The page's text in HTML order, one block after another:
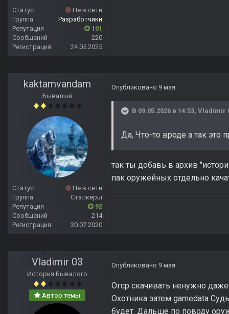
Статус
Не в сети
Группа
Разработчики
Репутация
101
Сообщений
220
Регистрация
24.05.2025
kaktamvandam
Бывалый
Статус
Не в сети
Группа
Сталкеры
Репутация
92
Сообщений
214
Регистрация
30.07.2020
Опубликовано 9 мая
В 09.05.2026 в 14:53, Vladimir
Да, Что-то вроде а так это
так ты добавь в архив
пак оружейных отдельно
Vladimir 03
История Бывалого
Автор темы
Опубликовано 9 мая
Огср скачивать ненужно
Охотника затем gamedata
будет. Дальше по поводу